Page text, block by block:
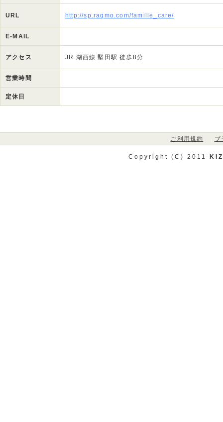
URL http://sp.raqmo.com/famille_care/
E-MAIL
アクセス JR 湖西線 堅田駅 徒歩8分
営業時間
定休日
ご利用規約 プ
Copyright (C) 2011